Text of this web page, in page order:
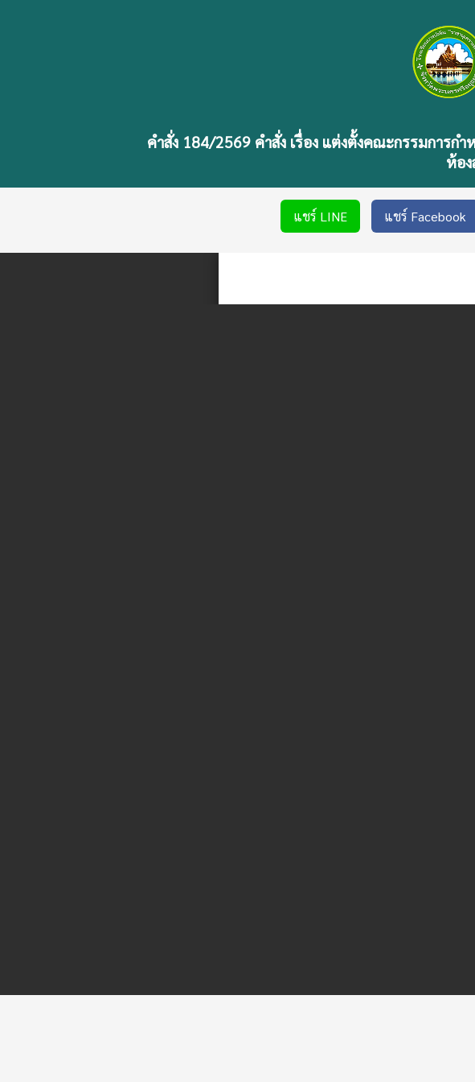
คำสั่ง 184/2569 คำสั่ง เรื่อง แต่งตั้งคณะกรรมการ
ห้อ
แชร์ LINE แชร์ Facebook